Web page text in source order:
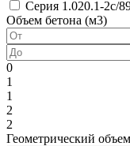
Серия 1.020.1-2с/
Объем бетона (м3)
0
1
1
2
2
Геометрический